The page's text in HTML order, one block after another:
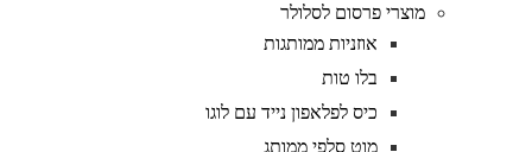
מוצרי פרסום לסלולר
אוזניות ממותגות
בלו טות
כיס לפלאפון נייד עם לוגו
מוט סלפי ממותג